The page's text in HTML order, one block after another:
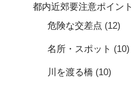
都内近郊要注意ポイント
危険な交差点 (12)
名所・スポット (10)
川を渡る橋 (10)